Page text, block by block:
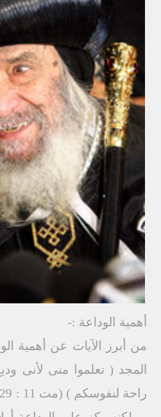
أهمية الوداعة :-
من أبرز الآيات عن أهمية
المجد ( تعلموا منى لأنى